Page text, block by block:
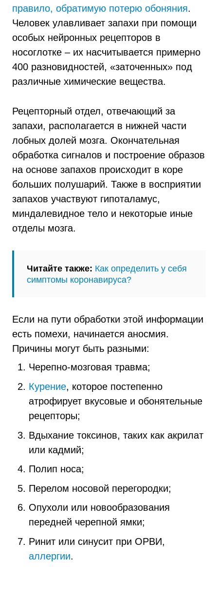
правило, обратимую потерю обоняния.
Человек улавливает запахи при помощи
особых нейронных рецепторов в
носоглотке – их насчитывается примерно
400 разновидностей, «заточенных» под
различные химические вещества.
Рецепторный отдел, отвечающий за
запахи, располагается в нижней части
лобных долей мозга. Окончательная
обработка сигналов и построение образов
на основе запахов происходит в коре
больших полушарий. Также в восприятии
запахов участвуют гипоталамус,
миндалевидное тело и некоторые иные
отделы мозга.
Читайте также: Как определить у себя
симптомы коронавируса?
Если на пути обработки этой информации
есть помехи, начинается аносмия.
Причины могут быть разными:
Черепно-мозговая травма;
Курение, которое постепенно
атрофирует вкусовые и обонятельные
рецепторы;
Вдыхание токсинов, таких как акрилат
или кадмий;
Полип носа;
Перелом носовой перегородки;
Опухоли или новообразования
передней черепной ямки;
Ринит или синусит при ОРВИ,
аллергии.